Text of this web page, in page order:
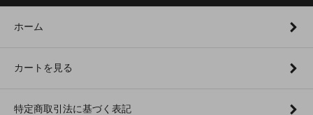
ホーム
カートを見る
特定商取引法に基づく表記